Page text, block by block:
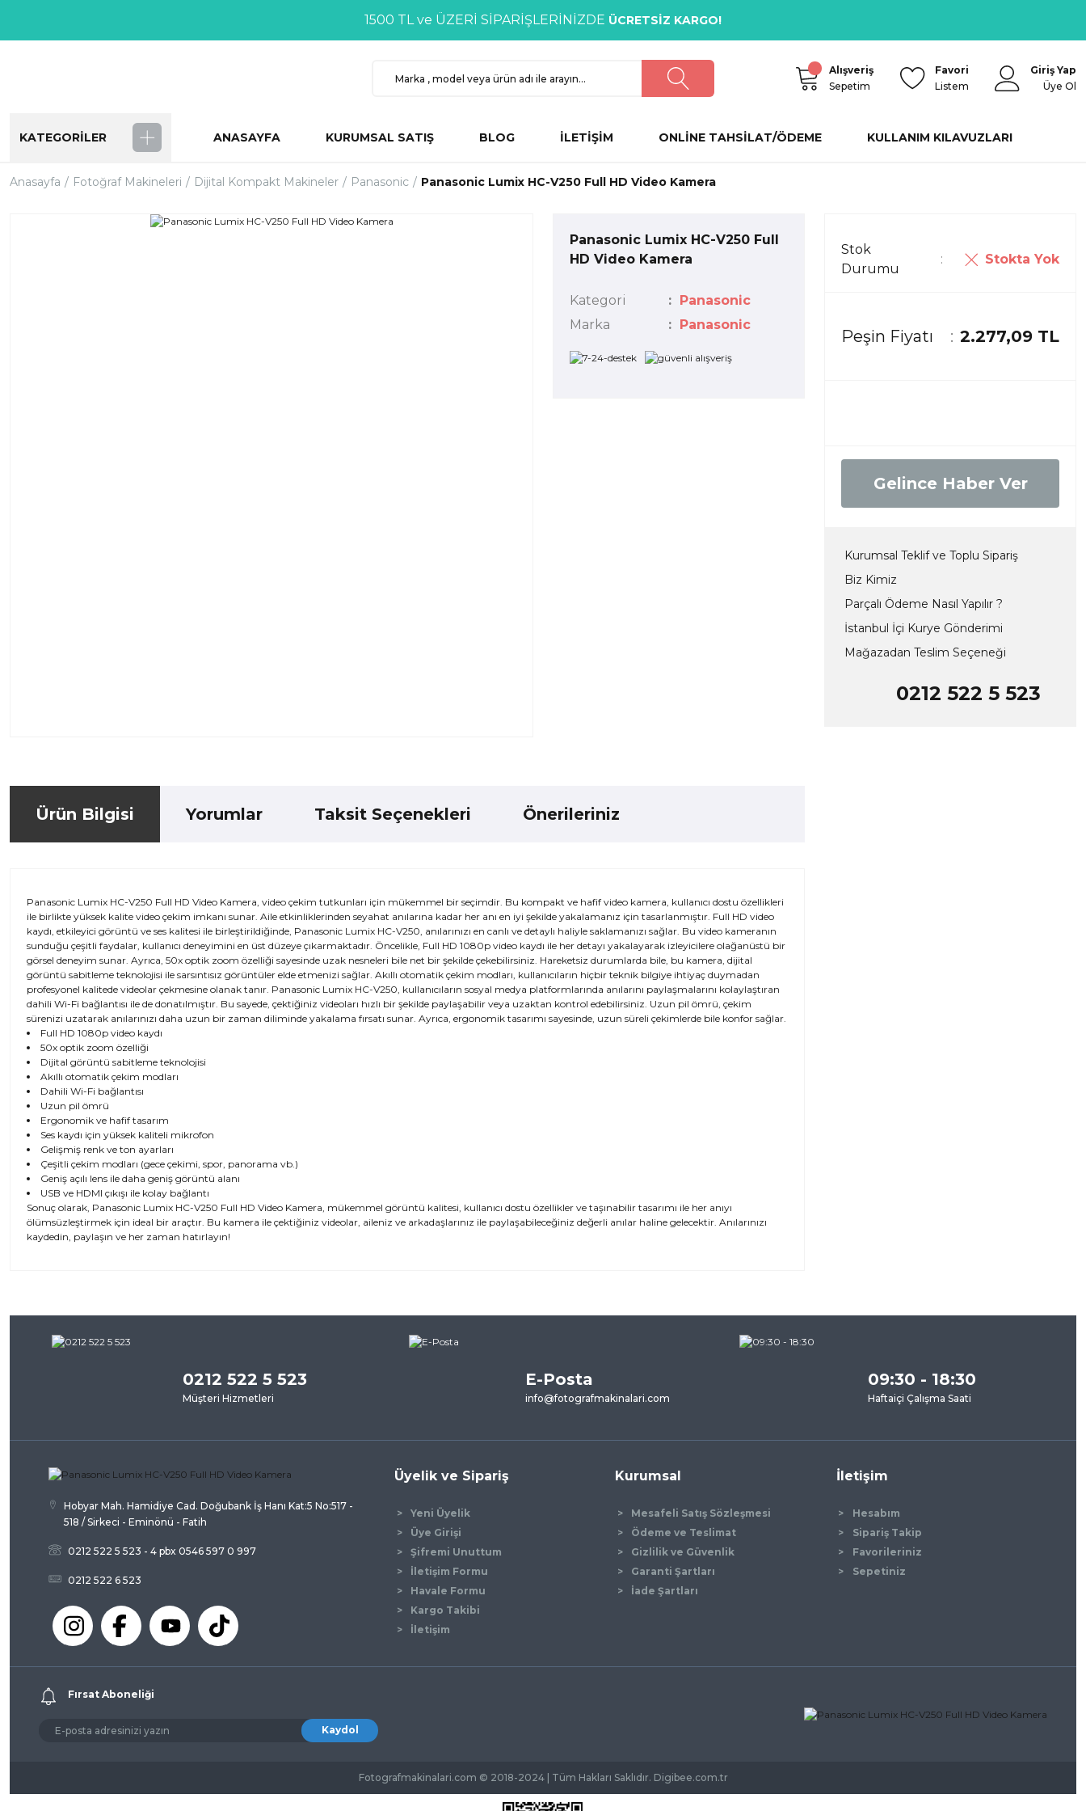
1500 TL ve ÜZERİ SİPARİŞLERİNİZDE ÜCRETSİZ KARGO!
Alışveriş
Sepetim
Favori
Listem
Giriş Yap
Üye Ol
KATEGORİLER ANASAYFA KURUMSAL SATIŞ BLOG İLETİŞİM ONLİNE TAHSİLAT/ÖDEME KULLANIM KILAVUZLARI
Anasayfa Fotoğraf Makineleri Dijital Kompakt Makineler Panasonic Panasonic Lumix HC-V250 Full HD Video Kamera
Panasonic Lumix HC-V250 Full
HD Video Kamera
Kategori
Panasonic
Marka
Panasonic
Stok
Durumu
Stokta Yok
Peşin Fiyatı 2.277,09 TL
Gelince Haber Ver
Kurumsal Teklif ve Toplu Sipariş
Biz Kimiz
Parçalı Ödeme Nasıl Yapılır ?
İstanbul İçi Kurye Gönderimi
Mağazadan Teslim Seçeneği
0212 522 5 523
Ürün Bilgisi Yorumlar Taksit Seçenekleri Önerileriniz
Panasonic Lumix HC-V250 Full HD Video Kamera, video çekim tutkunları için mükemmel bir seçimdir. Bu kompakt ve hafif video kamera, kullanıcı dostu özellikleri
ile birlikte yüksek kalite video çekim imkanı sunar. Aile etkinliklerinden seyahat anılarına kadar her anı en iyi şekilde yakalamanız için tasarlanmıştır. Full HD video
kaydı, etkileyici görüntü ve ses kalitesi ile birleştirildiğinde, Panasonic Lumix HC-V250, anılarınızı en canlı ve detaylı haliyle saklamanızı sağlar. Bu video kameranın
sunduğu çeşitli faydalar, kullanıcı deneyimini en üst düzeye çıkarmaktadır. Öncelikle, Full HD 1080p video kaydı ile her detayı yakalayarak izleyicilere olağanüstü bir
görsel deneyim sunar. Ayrıca, 50x optik zoom özelliği sayesinde uzak nesneleri bile net bir şekilde çekebilirsiniz. Hareketsiz durumlarda bile, bu kamera, dijital
görüntü sabitleme teknolojisi ile sarsıntısız görüntüler elde etmenizi sağlar. Akıllı otomatik çekim modları, kullanıcıların hiçbir teknik bilgiye ihtiyaç duymadan
profesyonel kalitede videolar çekmesine olanak tanır. Panasonic Lumix HC-V250, kullanıcıların sosyal medya platformlarında anılarını paylaşmalarını kolaylaştıran
dahili Wi-Fi bağlantısı ile de donatılmıştır. Bu sayede, çektiğiniz videoları hızlı bir şekilde paylaşabilir veya uzaktan kontrol edebilirsiniz. Uzun pil ömrü, çekim
sürenizi uzatarak anılarınızı daha uzun bir zaman diliminde yakalama fırsatı sunar. Ayrıca, ergonomik tasarımı sayesinde, uzun süreli çekimlerde bile konfor sağlar.
Full HD 1080p video kaydı
50x optik zoom özelliği
Dijital görüntü sabitleme teknolojisi
Akıllı otomatik çekim modları
Dahili Wi-Fi bağlantısı
Uzun pil ömrü
Ergonomik ve hafif tasarım
Ses kaydı için yüksek kaliteli mikrofon
Gelişmiş renk ve ton ayarları
Çeşitli çekim modları (gece çekimi, spor, panorama vb.)
Geniş açılı lens ile daha geniş görüntü alanı
USB ve HDMI çıkışı ile kolay bağlantı
Sonuç olarak, Panasonic Lumix HC-V250 Full HD Video Kamera, mükemmel görüntü kalitesi, kullanıcı dostu özellikler ve taşınabilir tasarımı ile her anıyı
ölümsüzleştirmek için ideal bir araçtır. Bu kamera ile çektiğiniz videolar, aileniz ve arkadaşlarınız ile paylaşabileceğiniz değerli anılar haline gelecektir. Anılarınızı
kaydedin, paylaşın ve her zaman hatırlayın!
Görüş ve önerileriniz için teşekkür ederiz.
Ürün resmi kalitesiz, bozuk veya görüntülenemiyor.
Ürün açıklamasında eksik bilgiler bulunuyor.
Ürün fiyatı diğer sitelerden daha pahalı.
Bu ürüne benzer farklı alternatifler olmalı.
Gönder
0212 522 5 523
Müşteri Hizmetleri
E-Posta
info@fotografmakinalari.com
09:30 - 18:30
Haftaiçi Çalışma Saati
Hobyar Mah. Hamidiye Cad. Doğubank İş Hanı Kat:5 No:517 -
518 / Sirkeci - Eminönü - Fatih
0212 522 5 523 - 4 pbx 0546 597 0 997
0212 522 6 523
Üyelik ve Sipariş
Yeni Üyelik
Üye Girişi
Şifremi Unuttum
İletişim Formu
Havale Formu
Kargo Takibi
İletişim
Kurumsal
Mesafeli Satış Sözleşmesi
Ödeme ve Teslimat
Gizlilik ve Güvenlik
Garanti Şartları
İade Şartları
İletişim
Hesabım
Sipariş Takip
Favorileriniz
Sepetiniz
Fırsat Aboneliği
Kaydol
Fotografmakinalari.com © 2018-2024 | Tüm Hakları Saklıdır. Digibee.com.tr